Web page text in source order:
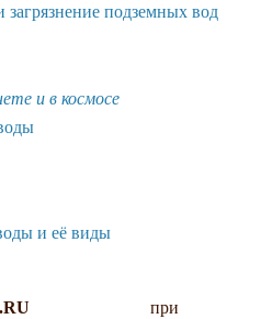
подземных вод
и в космосе
и её виды
при